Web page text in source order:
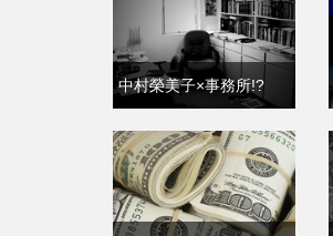
中村榮美子×事務所!?